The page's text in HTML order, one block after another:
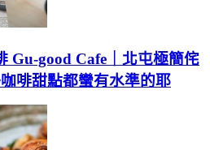
Gu-good Cafe｜北屯極簡侘
啡甜點都蠻有水準的耶